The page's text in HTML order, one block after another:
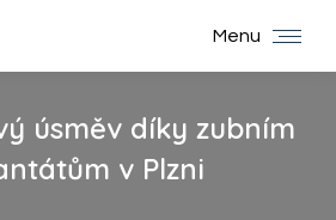
Menu
úsměv díky zubním
v Plzni